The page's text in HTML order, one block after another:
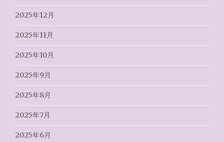
2025年12月
2025年11月
2025年10月
2025年9月
2025年8月
2025年7月
2025年6月